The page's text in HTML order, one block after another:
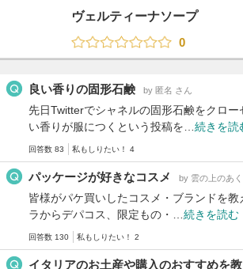
ヴェルティーナソープ
0
良い香りの固形石鹸 by 匿名 さん
先日Twitterでシャネルの固形石鹸をクロー
い香りが服につくという投稿を… 続きを読
回答数 83 私もしりたい！ 4
パッケージが好きなコスメ by 雲の上のあ
皆様がパケ買いしたコスメ・ブランドを
ラからデパコス、限定もの・… 続きを読む
回答数 130 私もしりたい！ 2
イタリアのお土産や購入のおすすめを